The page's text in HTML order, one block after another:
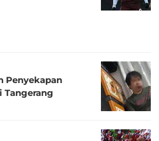
Penyekapan
Tangerang